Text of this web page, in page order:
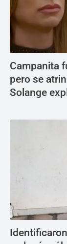
Campanita
pero se
Solange